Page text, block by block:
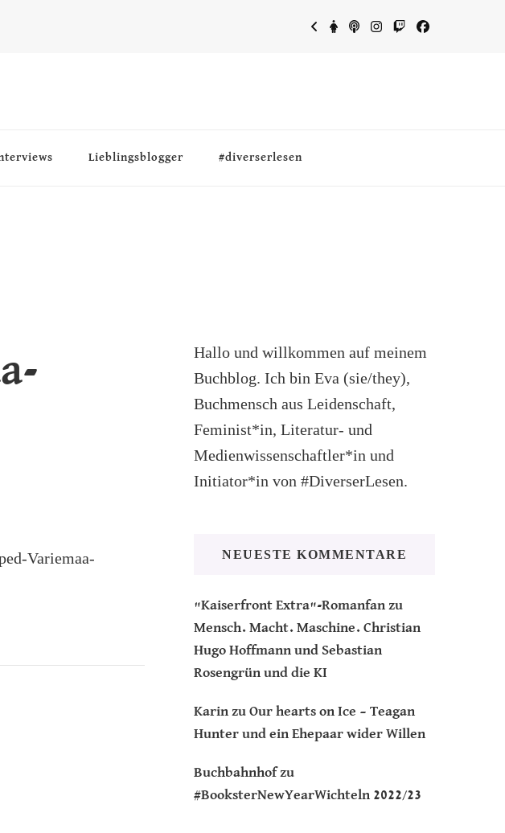
Lieblingsblogger #diverserlesen
Variemaa-
Hallo und willkommen auf meinem
Buchblog. Ich bin Eva (sie/they),
Buchmensch aus Leidenschaft,
Feminist*in, Literatur- und
Medienwissenschaftler*in und
Initiator*in von #DiverserLesen.
NEUESTE KOMMENTARE
"Kaiserfront Extra"-Romanfan zu
Mensch. Macht. Maschine. Christian
Hugo Hoffmann und Sebastian
Rosengrün und die KI
Karin zu Our hearts on Ice – Teagan
Hunter und ein Ehepaar wider Willen
Buchbahnhofzu
#BooksterNewYearWichteln 2022/23